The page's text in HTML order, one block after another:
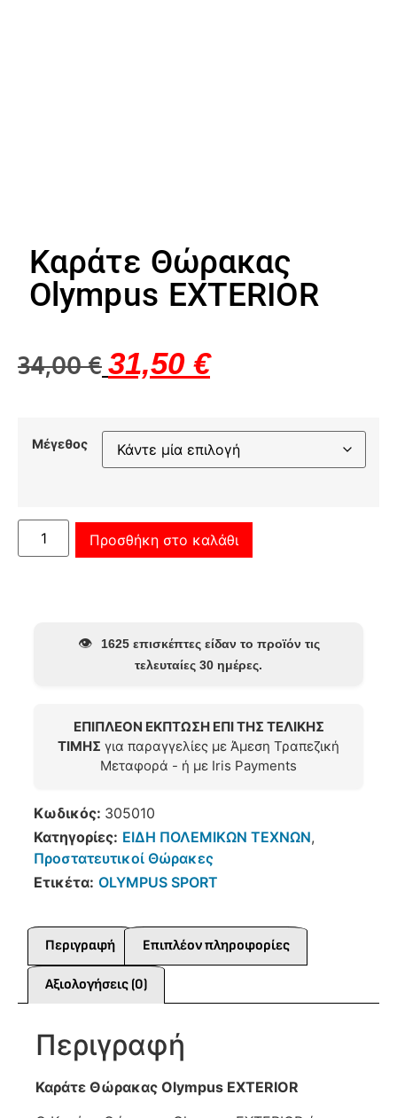
Καράτε Θώρακας
Olympus EXTERIOR
34,00€ 31,50 €
Μέγεθος
Προσθήκη στο καλάθι
👁️
1625 επισκέπτες είδαν το προϊόν τις
τελευταίες 30 ημέρες.
ΕΠΙΠΛΕΟΝ ΕΚΠΤΩΣΗ ΕΠΙ ΤΗΣ ΤΕΛΙΚΗΣ
ΤΙΜΗΣ για παραγγελίες με Άμεση Τραπεζική
Μεταφορά - ή με Iris Payments
Κωδικός: 305010
Κατηγορίες: ΕΙΔΗ ΠΟΛΕΜΙΚΩΝ ΤΕΧΝΩΝ,
Προστατευτικοί Θώρακες
Ετικέτα: OLYMPUS SPORT
Περιγραφή Επιπλέον πληροφορίες
Αξιολογήσεις (0)
Περιγραφή
Καράτε Θώρακας Olympus EXTERIOR